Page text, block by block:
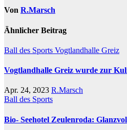
Von R.Marsch
Ähnlicher Beitrag
Ball des Sports Vogtlandhalle Greiz
Vogtlandhalle Greiz wurde zur
Apr. 24, 2023 R.Marsch
Ball des Sports
Bio- Seehotel Zeulenroda: